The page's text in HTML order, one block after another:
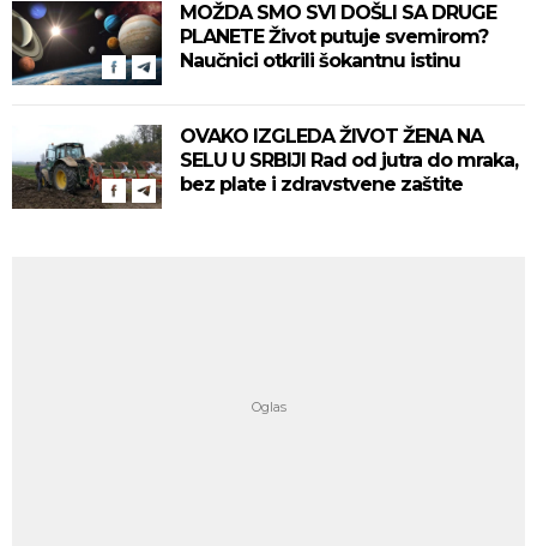
MOŽDA SMO SVI DOŠLI SA DRUGE
PLANETE Život putuje svemirom?
Naučnici otkrili šokantnu istinu
OVAKO IZGLEDA ŽIVOT ŽENA NA
SELU U SRBIJI Rad od jutra do mraka,
bez plate i zdravstvene zaštite